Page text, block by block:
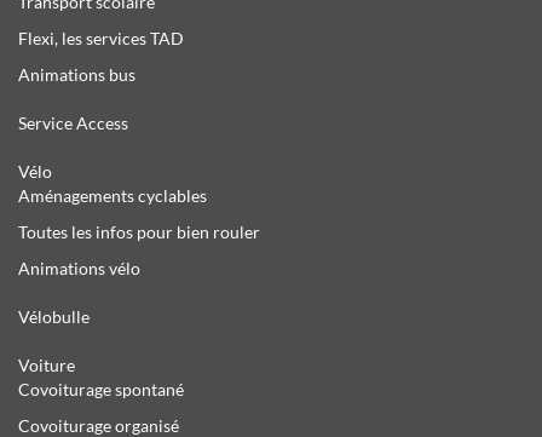
Flexi, les services TAD
Animations bus
Service Access
Vélo
Aménagements cyclables
Toutes les infos pour bien rouler
Animations vélo
Vélobulle
Voiture
Covoiturage spontané
Covoiturage organisé